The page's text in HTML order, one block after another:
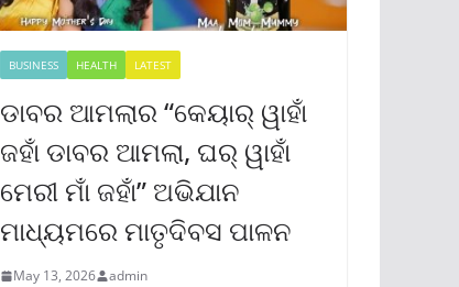
BUSINESS HEALTH LATEST
ଡାବର ଆମଲାର “କେୟାର୍ ୱାହାଁ
ଜହାଁ ଡାବର ଆମଲା, ଘର୍ ୱାହାଁ
ମେରୀ ମାଁ ଜହାଁ” ଅଭିଯାନ
ମାଧ୍ୟମରେ ମାତୃଦିବସ ପାଳନ
May 13, 2026 admin